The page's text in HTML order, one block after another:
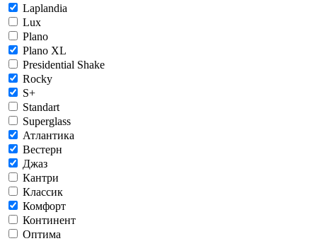
Laplandia
Lux
Plano
Plano XL
Presidential Shake
Rocky
S+
Standart
Superglass
Атлантика
Вестерн
Джаз
Кантри
Классик
Комфорт
Континент
Оптима